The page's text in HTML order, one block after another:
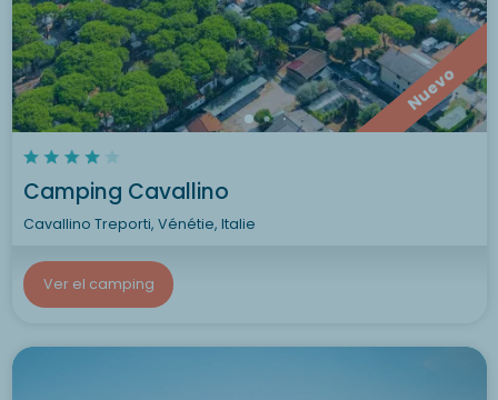
Nuevo
Camping Cavallino
Cavallino Treporti, Vénétie, Italie
Ver el camping